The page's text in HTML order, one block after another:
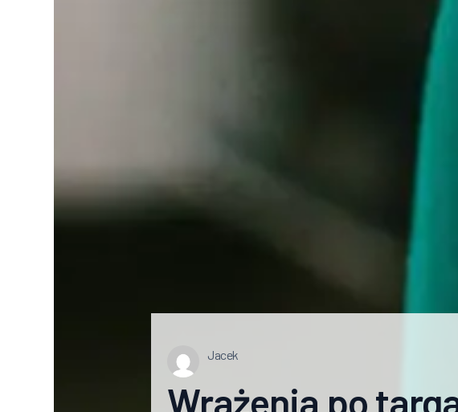
Jacek
Wrażenia po